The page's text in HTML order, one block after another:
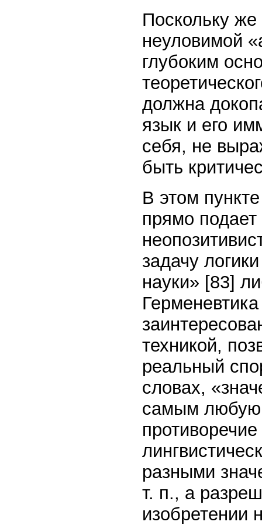
Поскольку
неуловимой
глубоким
должна
язык и его
себя, не
быть
В этом
прямо
задачу
науки» [83]
техникой,
реальный
словах,
самым любую
разными
т. п., а
изобретении